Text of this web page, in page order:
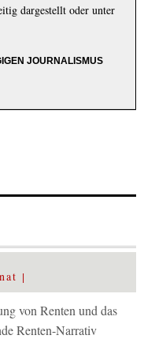
dargestellt oder unter
JOURNALISMUS
von Renten und das
Renten-Narrativ